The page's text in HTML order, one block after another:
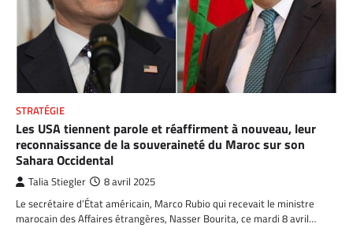
STRATÉGIE
Les USA tiennent parole et réaffirment à nouveau, leur
reconnaissance de la souveraineté du Maroc sur son
Sahara Occidental
Talia Stiegler 8 avril 2025
Le secrétaire d’État américain, Marco Rubio qui recevait le ministre
marocain des Affaires étrangères, Nasser Bourita, ce mardi 8 avril…